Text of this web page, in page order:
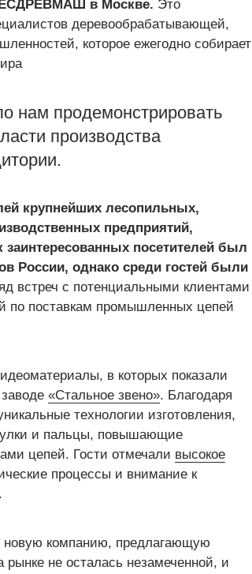
в Москве. Это
деревообрабатывающей,
которое ежегодно собирает
продемонстрировать
производства
крупнейших лесопильных,
предприятий,
посетителей был
России, однако среди гостей были
встреч с потенциальными клиентами
по поставкам промышленных цепей
в которых показали
«Стальное звено». Благодаря
технологии изготовления,
и пальцы, повышающие
цепей. Гости отмечали высокое
процессы и внимание к
новую компанию, предлагающую
не осталась незамеченной, и